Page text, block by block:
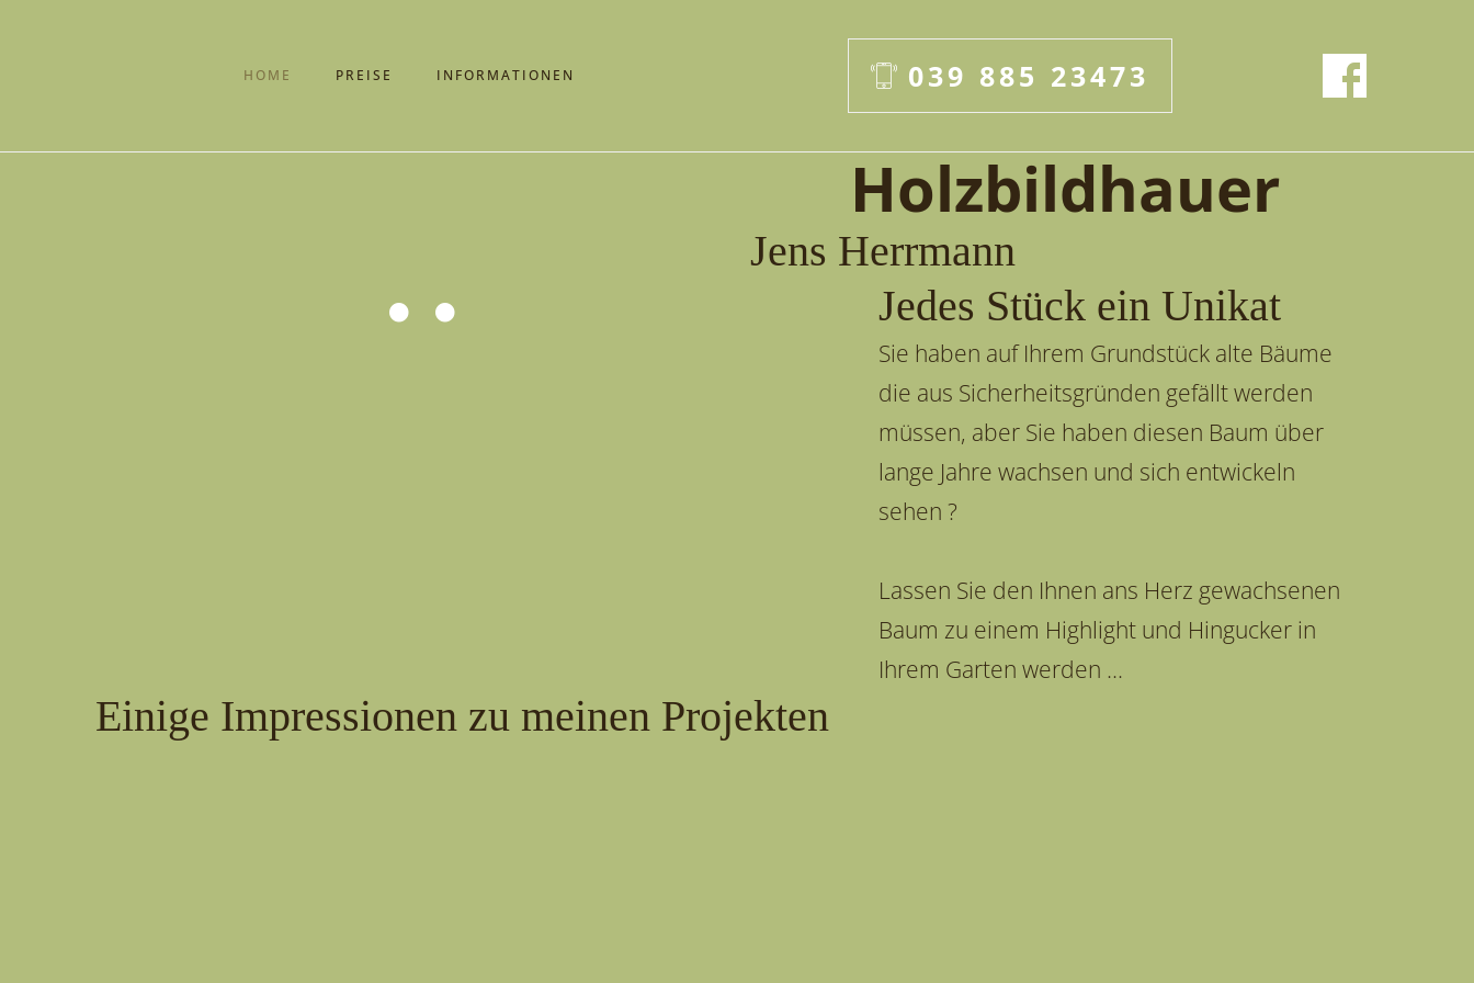
HOME PREISE INFORMATIONEN 039 885 23473
Holzbildhauer
Jens Herrmann
Jedes Stück ein Unikat
Sie haben auf Ihrem Grundstück alte Bäume
die aus Sicherheitsgründen gefällt werden
müssen, aber Sie haben diesen Baum über
lange Jahre wachsen und sich entwickeln
sehen ?
Lassen Sie den Ihnen ans Herz gewachsenen
Baum zu einem Highlight und Hingucker in
Ihrem Garten werden ...
Einige Impressionen zu meinen Projekten